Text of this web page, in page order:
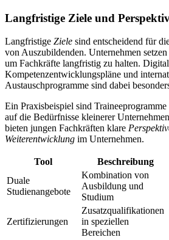
Langfristige Ziele und
Langfristige Ziele sind entscheidend für
von Auszubildenden. Unternehmen
um Fachkräfte langfristig zu halten.
Kompetenzentwicklungspläne und
Austauschprogramme sind dabei
Ein Praxisbeispiel sind
auf die Bedürfnisse kleinerer
bieten jungen Fachkräften klare
Weiterentwicklung im Unternehmen.
Tool Beschreibung
Duale
Studienangebote
Kombination von
Ausbildung und
Studium
Zertifizierungen
Zusatzqualifikationen
in speziellen
Bereichen